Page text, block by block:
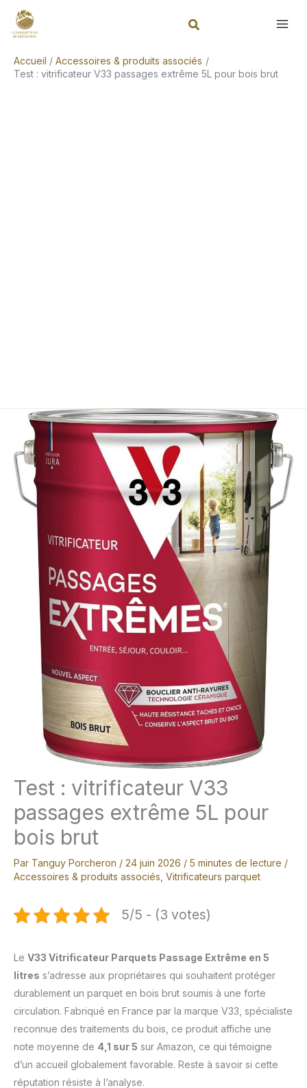
Accueil
Accessoires & produits associés
Test : vitrificateur V33 passages extrême 5L pour bois brut
Test : vitrificateur V33
passages extrême 5L pour
bois brut
Par Tanguy Porcheron / 24 juin 2026 / 5 minutes de lecture /
Accessoires & produits associés Vitrificateurs parquet
5/5 - (3 votes)
Le V33 Vitrificateur Parquets Passage Extrême en 5
litres s’adresse aux propriétaires qui souhaitent protéger
durablement un parquet en bois brut soumis à une forte
circulation. Fabriqué en France par la marque V33, spécialiste
reconnue des traitements du bois, ce produit affiche une
note moyenne de 4,1 sur 5 sur Amazon, ce qui témoigne
d’un accueil globalement favorable. Reste à savoir si cette
réputation résiste à l’analyse.
Rechercher